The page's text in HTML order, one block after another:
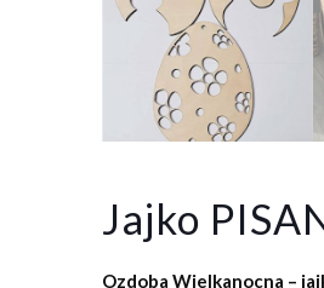
Jajko
Ozdoba Wielkanocna –